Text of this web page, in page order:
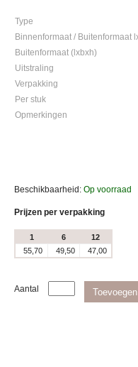
Type
Binnenformaat / Buitenformaat
Buitenformaat (lxbxh)
Uitstraling
Verpakking
Per stuk
Opmerkingen
Beschikbaarheid: Op voorraad
Prijzen per verpakking
1 6
12
55,70
49,50 47,00
Aantal